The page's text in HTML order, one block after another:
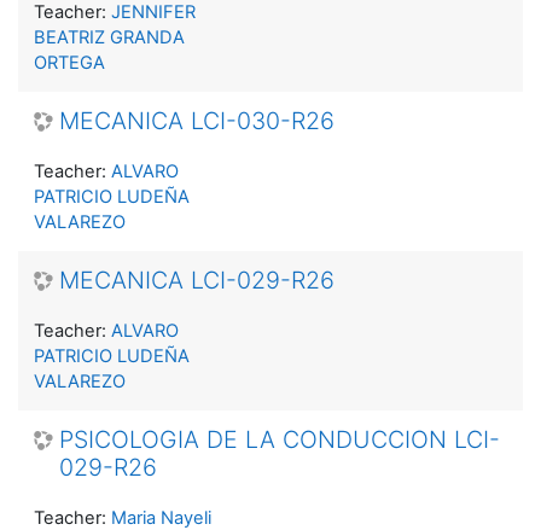
Teacher: JENNIFER
BEATRIZ GRANDA
ORTEGA
MECANICA LCI-030-R26
Teacher: ALVARO
PATRICIO LUDEÑA
VALAREZO
MECANICA LCI-029-R26
Teacher: ALVARO
PATRICIO LUDEÑA
VALAREZO
PSICOLOGIA DE LA CONDUCCION LCI-
029-R26
Teacher: Maria Nayeli